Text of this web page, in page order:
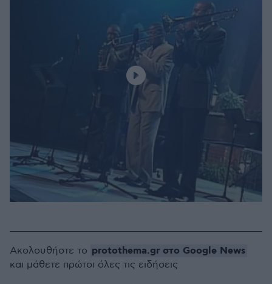
Ακολουθήστε το protothema.gr στο Google News
και μάθετε πρώτοι όλες τις ειδήσεις